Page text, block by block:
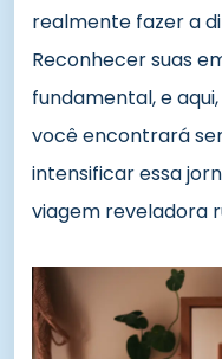
realmente fazer a
Reconhecer suas
fundamental, e
você encontrará
intensificar essa
viagem reveladora